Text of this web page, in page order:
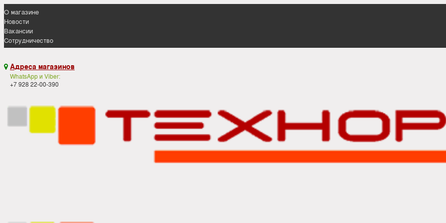
О магазине
Новости
Вакансии
Сотрудничество
 Адреса магазинов
WhatsApp и Viber:
+7 928 22-00-390